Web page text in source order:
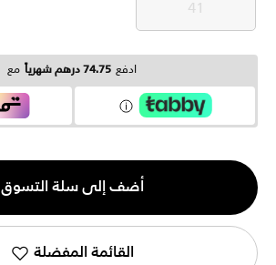
41
41
ادفع 74.75 درهم شهرياً مع
الكمية
1
أضف إلى سلة التسوق
القائمة المفضلة